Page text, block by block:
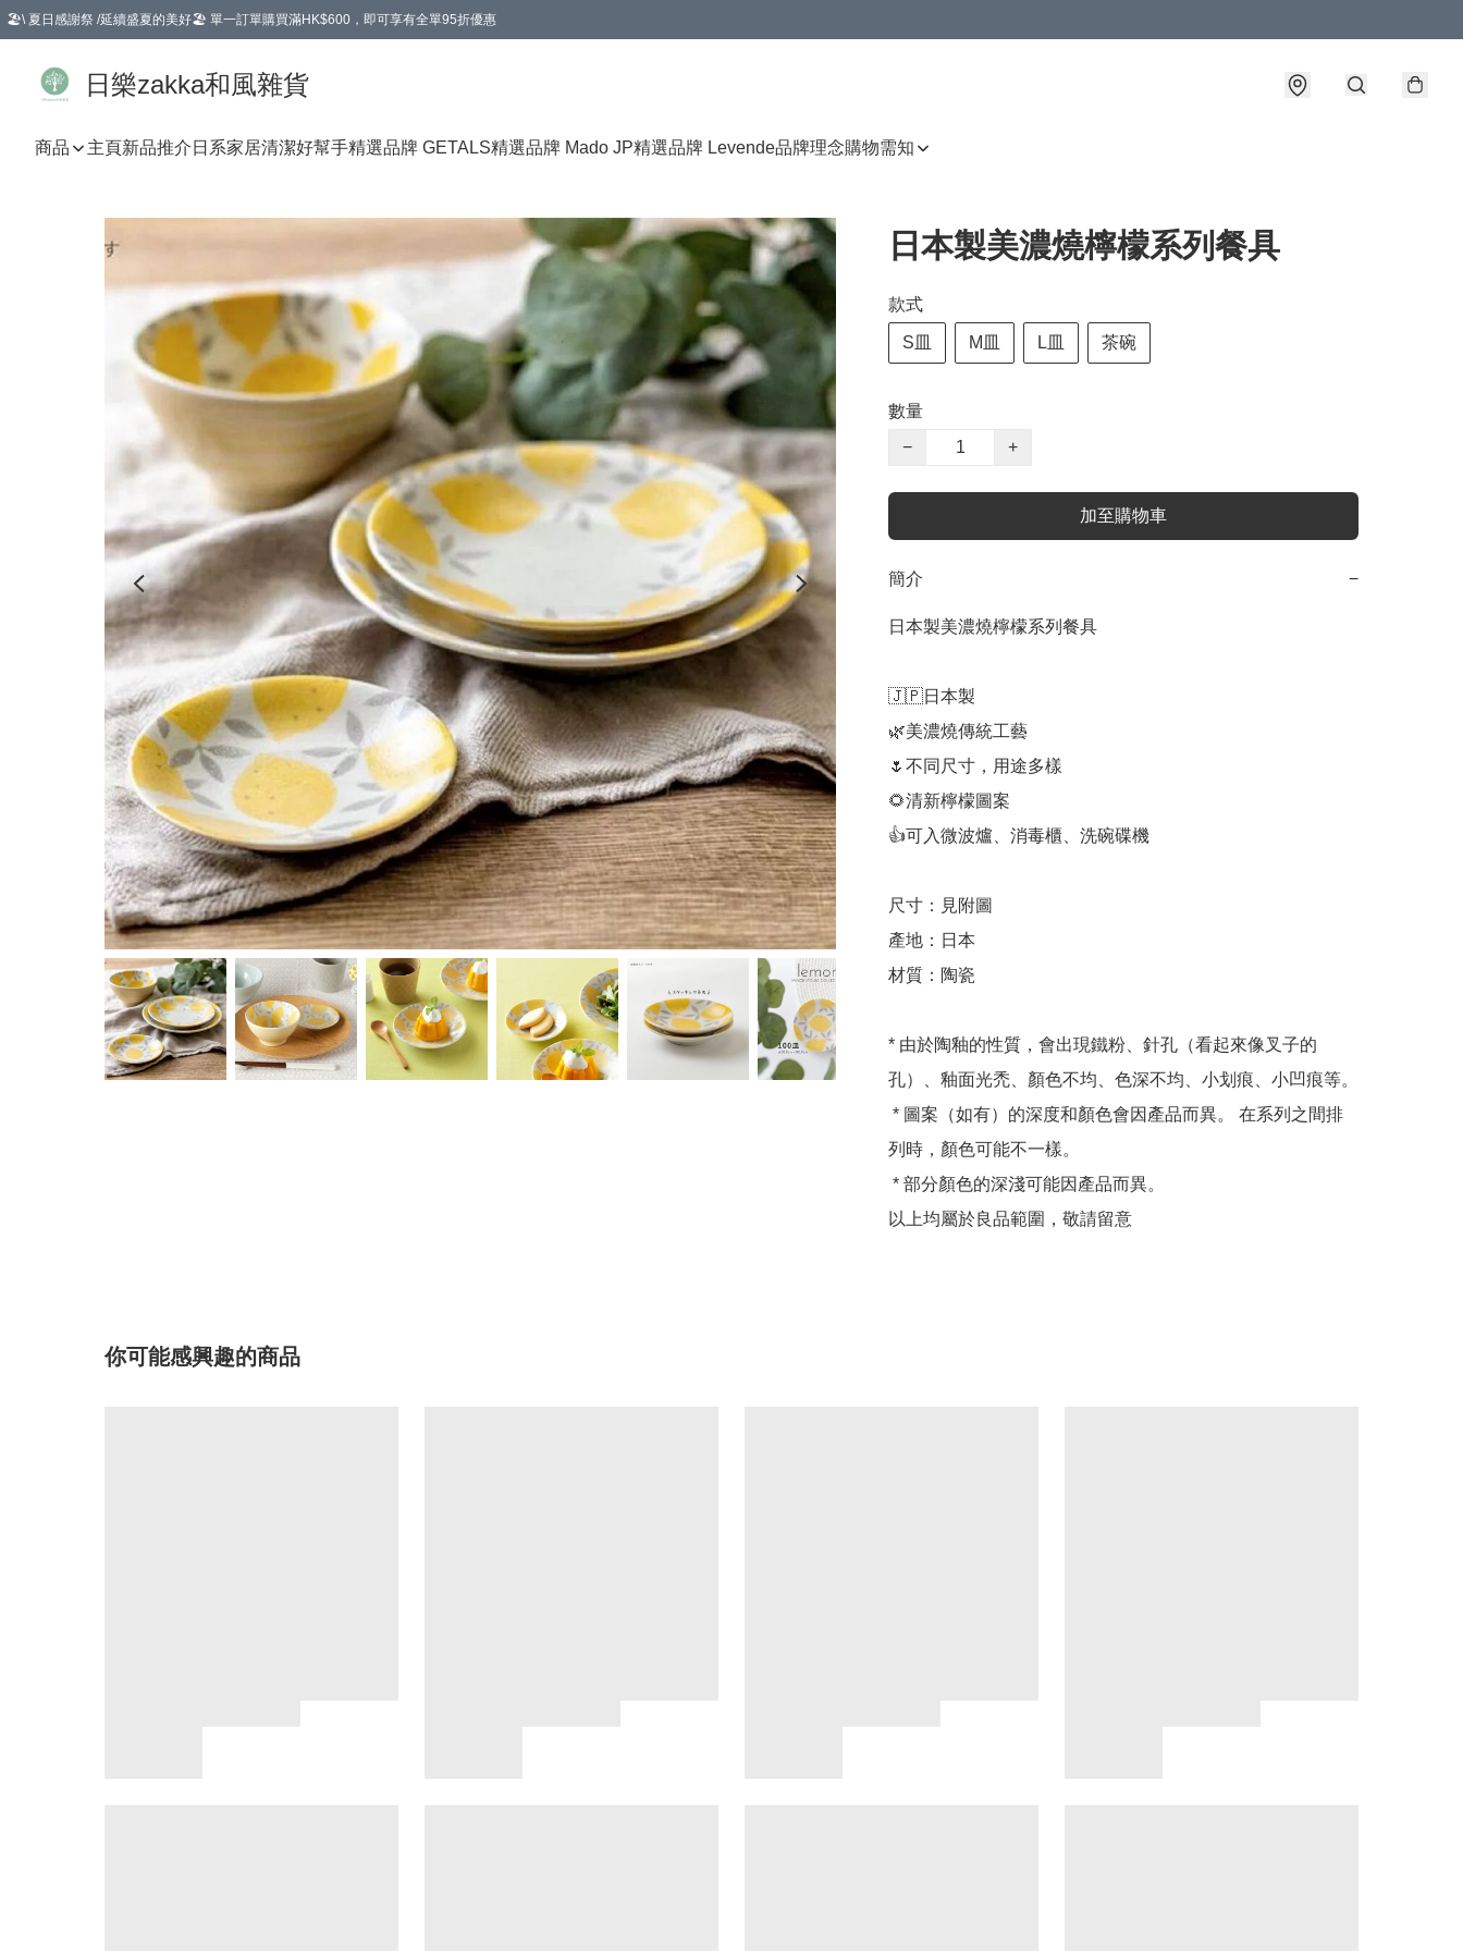
🏖️\ 夏日感謝祭 /延續盛夏的美好🏖️ 單一訂單購買滿HK$600，即可享有全單95折優惠
日樂zakka和風雜貨
商品 主頁新品推介 日系家居清潔好幫手精選品牌 GETALS精選品牌 Mado JP精選品牌 Levende品牌理念購物需知
日本製美濃燒檸檬系列餐具
款式
S皿 M皿 L皿 茶碗
數量
−
+
加至購物車
簡介 −
日本製美濃燒檸檬系列餐具
🇯🇵日本製
🌿美濃燒傳統工藝
🌷不同尺寸，用途多樣
🌻清新檸檬圖案
👍可入微波爐、消毒櫃、洗碗碟機
尺寸：見附圖
產地：日本
材質：陶瓷
* 由於陶釉的性質，會出現鐵粉、針孔（看起來像叉子的
孔）、釉面光禿、顏色不均、色深不均、小划痕、小凹痕等。
列時，顏色可能不一樣。
以上均屬於良品範圍，敬請留意
你可能感興趣的商品